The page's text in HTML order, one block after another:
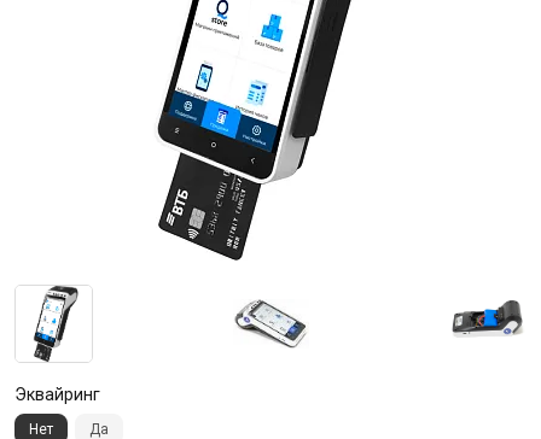
Эквайринг
Нет Да